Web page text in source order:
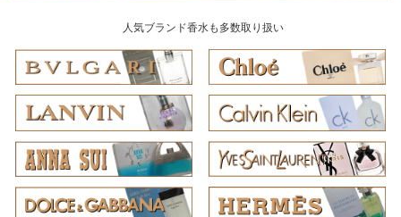
人気ブランド香水も多数取り扱い